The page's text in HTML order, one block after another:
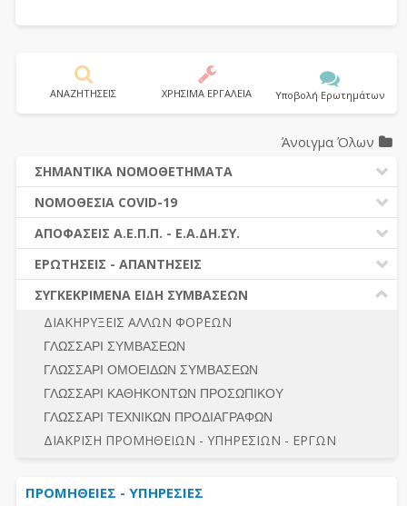
ΑΝΑΖΗΤΗΣΕΙΣ ΧΡΗΣΙΜΑ ΕΡΓΑΛΕΙΑ Υποβολή Ερωτημάτων
Άνοιγμα Όλων
ΣΗΜΑΝΤΙΚΑ ΝΟΜΟΘΕΤΗΜΑΤΑ
ΔΗΜΟΣΙΕΣ ΣΥΜΒΑΣΕΙΣ (Ν. 4412/2016)
ΔΗΜΟΤΙΚΟΣ ΚΩΔΙΚΑΣ (Ν.3463/2006)
ΚΑΛΛΙΚΡΑΤΗΣ (Ν.3852/2010)
ΝΟΜΟΘΕΣΙΑ - ΝΟΜΟΛΟΓΙΑ (ΣΥΝΟΛΟ)
ΝΟΜΟΘΕΣΙΑ COVID-19
ΝΟΜΟΘΕΣΙΑ - ΝΟΜΟΛΟΓΙΑ COVID -19
ΕΡΩΤΗΣΕΙΣ - ΑΠΑΝΤΗΣΕΙΣ
ΑΠΟΦΑΣΕΙΣ Α.Ε.Π.Π. - Ε.Α.ΔΗ.ΣΥ.
ΠΡΟΔΙΚΑΣΤΙΚΗ ΠΡΟΣΦΥΓΗ
ΓΕΝΙΚΟΙ ΚΑΝΟΝΕΣ
ΔΙΚΑΙΟΥΜΕΝΟΙ ΣΥΜΜΕΤΟΧΗΣ
ΠΡΟΣΦΟΡΕΣ – ΔΙΚΑΙΟΛΟΓΗΤΙΚΑ ΣΥΜΜΕΤΟΧΗΣ
ΔΙΕΞΑΓΩΓΗ ΔΙΑΔΙΚΑΣΙΑΣ
ΕΣΗΔΗΣ – ΚΗΜΔΗΣ
ΠΕΡΙΛΗΨΕΙΣ ΑΠΟΦΑΣΕΩΝ Α.Ε.Π.Π. - Ε.Α.ΔΗ.ΣΥ.
ΣΥΝΟΛΟ
ΕΡΩΤΗΣΕΙΣ - ΑΠΑΝΤΗΣΕΙΣ
Ν. 4782/2021 - ΤΡΟΠΟΠΟΙΗΣΗ 4412/2016
ΔΙΕΞΑΓΩΓΗ ΔΙΑΔΙΚΑΣΙΑΣ
ΔΙΑΔΙΚΑΣΙΕΣ ΑΝΑΘΕΣΗΣ
ΓΕΝΙΚΟΙ ΚΑΝΟΝΕΣ
ΠΡΟΕΤΟΙΜΑΣΙΑ - ΔΗΜΟΣΙΟΤΗΤΑ
ΛΟΓΟΙ ΑΠΟΚΛΕΙΣΜΟΥ-ΔΙΚΑΙΟΥΜΕΝΟΙ ΣΥΜΜΕΤΟΧΗΣ
ΠΡΟΣΦΟΡΕΣ - ΔΙΚΑΙΟΛΟΓΗΤΙΚΑ ΣΥΜΜΕΤΟΧΗΣ
ΣΥΓΚΕΚΡΙΜΕΝΑ ΕΙΔΗ ΣΥΜΒΑΣΕΩΝ
ΔΙΑΚΗΡΥΞΕΙΣ ΑΛΛΩΝ ΦΟΡΕΩΝ
ΓΛΩΣΣΑΡΙ ΣΥΜΒΑΣΕΩΝ
ΓΛΩΣΣΑΡΙ ΟΜΟΕΙΔΩΝ ΣΥΜΒΑΣΕΩΝ
ΓΛΩΣΣΑΡΙ ΚΑΘΗΚΟΝΤΩΝ ΠΡΟΣΩΠΙΚΟΥ
ΓΛΩΣΣΑΡΙ ΤΕΧΝΙΚΩΝ ΠΡΟΔΙΑΓΡΑΦΩΝ
ΔΙΑΚΡΙΣΗ ΠΡΟΜΗΘΕΙΩΝ - ΥΠΗΡΕΣΙΩΝ - ΕΡΓΩΝ
ΠΡΟΜΗΘΕΙΕΣ - ΥΠΗΡΕΣΙΕΣ